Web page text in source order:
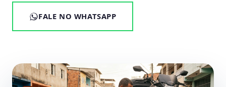
FALE NO WHATSAPP